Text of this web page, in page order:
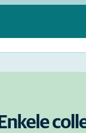
Enkele